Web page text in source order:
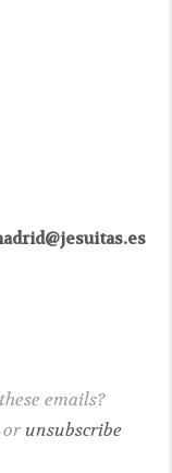
emails?
orunsubscribe